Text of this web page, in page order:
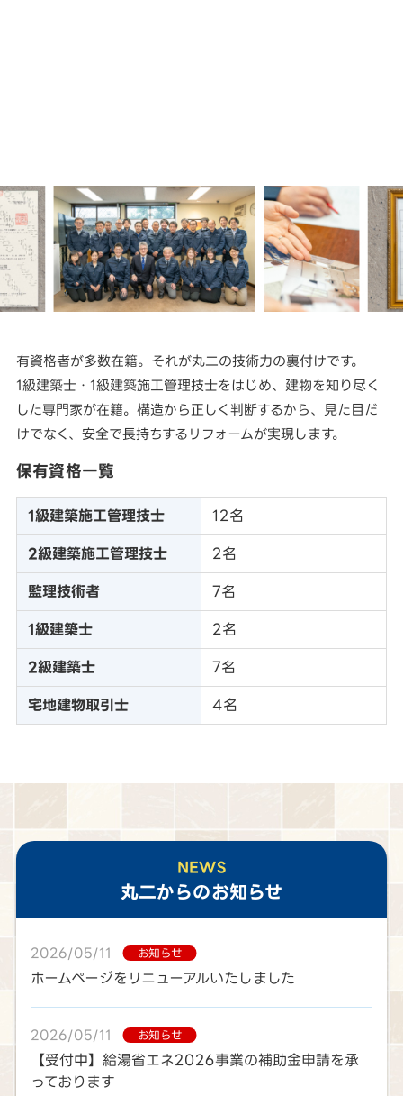
有資格者が多数在籍。それが丸二の技術力の裏付けです。
1級建築士・1級建築施工管理技士をはじめ、建物を知り尽く
した専門家が在籍。構造から正しく判断するから、見た目だ
けでなく、安全で長持ちするリフォームが実現します。
保有資格一覧
1級建築施工管理技士 12名
2級建築施工管理技士 2名
監理技術者 7名
1級建築士 2名
2級建築士 7名
宅地建物取引士 4名
NEWS
丸二からのお知らせ
2026/05/11 お知らせ
ホームページをリニューアルいたしました
2026/05/11 お知らせ
【受付中】給湯省エネ2026事業の補助金申請を承
っております